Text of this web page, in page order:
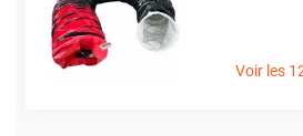
Voir les